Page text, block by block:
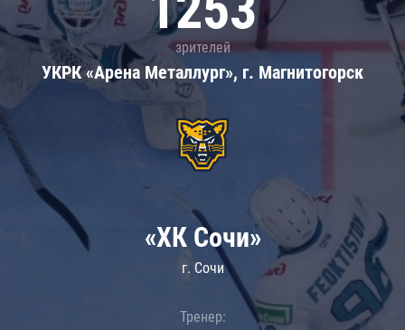
зрителей
УКРК «Арена Металлург», г. Магнитогорск
«ХК Сочи»
г. Сочи
Тренер: